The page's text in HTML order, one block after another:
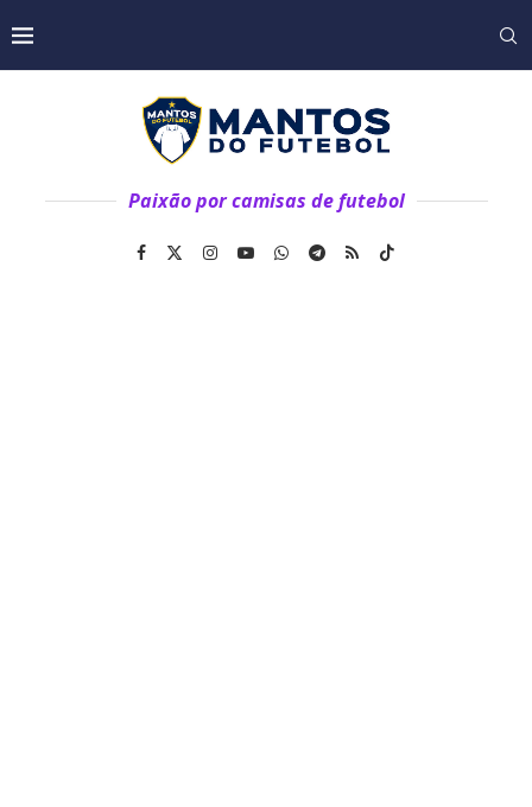
Paixão por camisas de futebol